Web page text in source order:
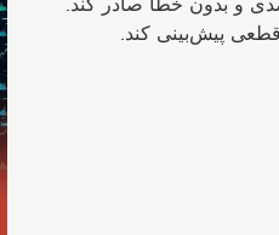
قطعی پیش‌بینی کند.